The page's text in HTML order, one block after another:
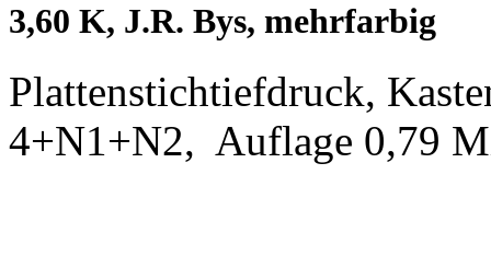
3,60 K, J.R. Bys, mehrfarbig
Plattenstichtiefdruck,
4+N1+N2, Auflage 0,79